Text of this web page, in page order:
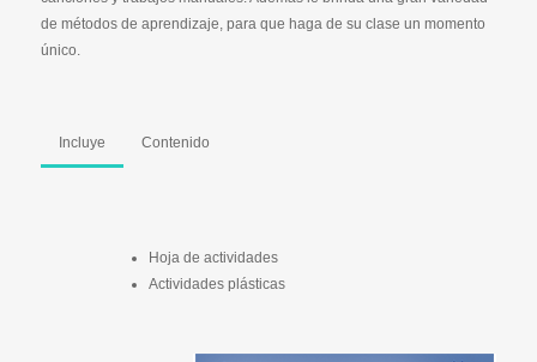
de métodos de aprendizaje, para que haga de su clase un momento
único.
Incluye Contenido
Hoja de actividades
Actividades plásticas